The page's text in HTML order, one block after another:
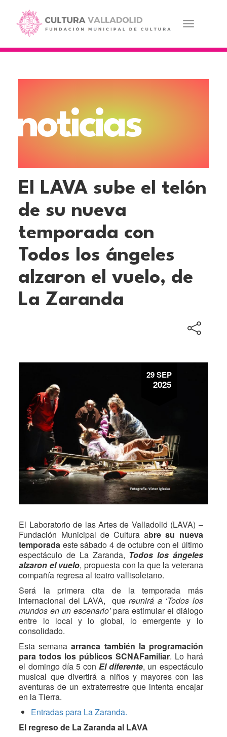
contenido
principal
Toggle
noticias
El LAVA sube el telón
de su nueva
temporada con
Todos los ángeles
alzaron el vuelo, de
La Zaranda
29 SEP
2025
El Laboratorio de las Artes de Valladolid (LAVA) –
Fundación Municipal de Cultura abre su nueva
temporada este sábado 4 de octubre con el último
espectáculo de La Zaranda, Todos los ángeles
alzaron el vuelo, propuesta con la que la veterana
compañía regresa al teatro vallisoletano.
Será la primera cita de la temporada más
internacional del LAVA, quereunirá a ‘Todos los
mundos en un escenario’para estimular el diálogo
entre lo local y lo global, lo emergente y lo
consolidado.
Esta semanaarranca también la programación
para todos los públicos SCNAFamiliar. Lo hará
el domingo día 5 conEl diferente, un espectáculo
musical que divertirá a niños y mayores con las
aventuras de un extraterrestre que intenta encajar
en la Tierra.
Entradas para La Zaranda.
El regreso de La Zaranda al LAVA